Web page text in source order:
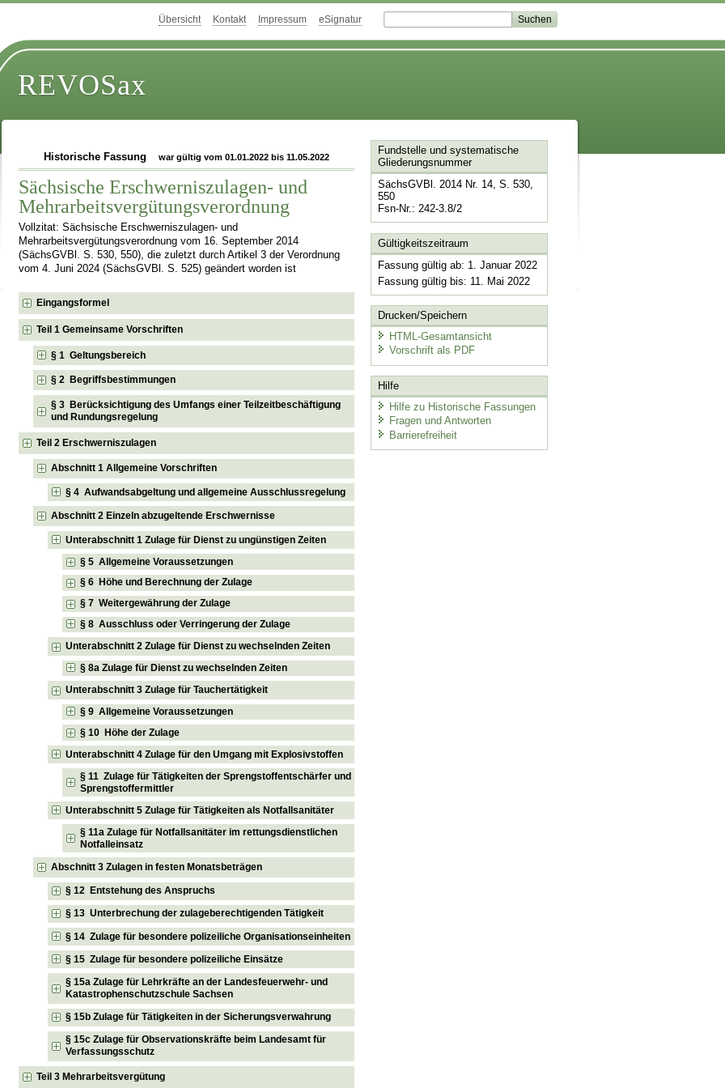
Übersicht Kontakt Impressum eSignatur
REVOSax
Historische Fassung war gültig vom 01.01.2022 bis 11.05.2022
Sächsische Erschwerniszulagen- und
Mehrarbeitsvergütungsverordnung
Vollzitat: Sächsische Erschwerniszulagen- und
Mehrarbeitsvergütungsverordnung vom 16. September 2014
(SächsGVBl. S. 530, 550), die zuletzt durch Artikel 3 der Verordnung
vom 4. Juni 2024 (SächsGVBl. S. 525) geändert worden ist
Eingangsformel
Teil 1 Gemeinsame Vorschriften
§ 1 Geltungsbereich
§ 2 Begriffsbestimmungen
§ 3 Berücksichtigung des Umfangs einer Teilzeitbeschäftigung
und Rundungsregelung
Teil 2 Erschwerniszulagen
Abschnitt 1 Allgemeine Vorschriften
§ 4 Aufwandsabgeltung und allgemeine Ausschlussregelung
Abschnitt 2 Einzeln abzugeltende Erschwernisse
Unterabschnitt 1 Zulage für Dienst zu ungünstigen Zeiten
§ 5 Allgemeine Voraussetzungen
§ 6 Höhe und Berechnung der Zulage
§ 7 Weitergewährung der Zulage
§ 8 Ausschluss oder Verringerung der Zulage
Unterabschnitt 2 Zulage für Dienst zu wechselnden Zeiten
§ 8a Zulage für Dienst zu wechselnden Zeiten
Unterabschnitt 3 Zulage für Tauchertätigkeit
§ 9 Allgemeine Voraussetzungen
§ 10 Höhe der Zulage
Unterabschnitt 4 Zulage für den Umgang mit Explosivstoffen
§ 11 Zulage für Tätigkeiten der Sprengstoffentschärfer und
Sprengstoffermittler
Unterabschnitt 5 Zulage für Tätigkeiten als Notfallsanitäter
§ 11a Zulage für Notfallsanitäter im rettungsdienstlichen
Notfalleinsatz
Abschnitt 3 Zulagen in festen Monatsbeträgen
§ 12 Entstehung des Anspruchs
§ 13 Unterbrechung der zulageberechtigenden Tätigkeit
§ 14 Zulage für besondere polizeiliche Organisationseinheiten
§ 15 Zulage für besondere polizeiliche Einsätze
§ 15a Zulage für Lehrkräfte an der Landesfeuerwehr- und
Katastrophenschutzschule Sachsen
§ 15b Zulage für Tätigkeiten in der Sicherungsverwahrung
§ 15c Zulage für Observationskräfte beim Landesamt für
Verfassungsschutz
Teil 3 Mehrarbeitsvergütung
Fundstelle und systematische
Gliederungsnummer
SächsGVBl. 2014 Nr. 14, S. 530,
550
Fsn-Nr.: 242-3.8/2
Gültigkeitszeitraum
Fassung gültig ab: 1. Januar 2022
Fassung gültig bis: 11. Mai 2022
Drucken/Speichern
HTML-Gesamtansicht
Vorschrift als PDF
Hilfe
Hilfe zu Historische Fassungen
Fragen und Antworten
Barrierefreiheit